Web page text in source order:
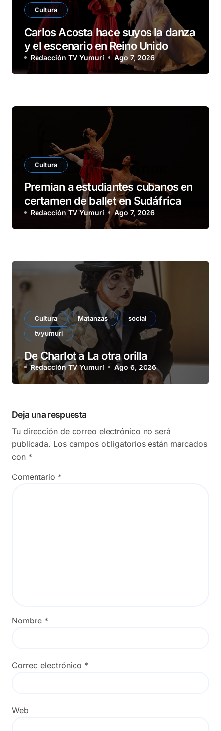
Cultura
Carlos Acosta hace suyos la danza
y el escenario en Reino Unido
Redacción TV Yumurí Ago 7, 2026
Cultura
Premian a estudiantes cubanos en
certamen de ballet en Sudáfrica
Redacción TV Yumurí Ago 7, 2026
Cultura Matanzas
social
tvyumuri
De Charlot a La otra orilla
Redacción TV Yumurí Ago 6, 2026
Deja una respuesta
Tu dirección de correo electrónico no será
publicada. Los campos obligatorios están marcados
con *
Comentario *
Nombre *
Correo electrónico *
Web